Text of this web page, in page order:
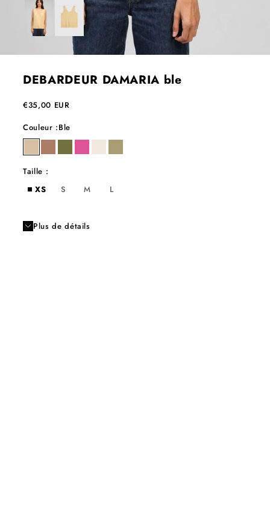
DEBARDEUR DAMARIA ble
Prix de vente
€35,00 EUR
Couleur :Ble
ble cacaokakikiss milksable
Taille :
XS
S M L
Plus de détails